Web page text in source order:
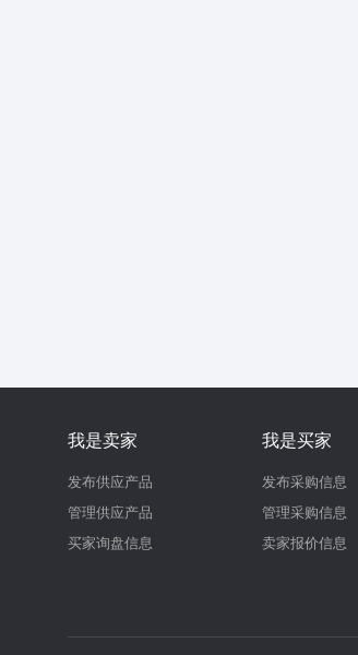
我是卖家
发布供应产品
管理供应产品
买家询盘信息
我是买家
发布采购信息
管理采购信息
卖家报价信息